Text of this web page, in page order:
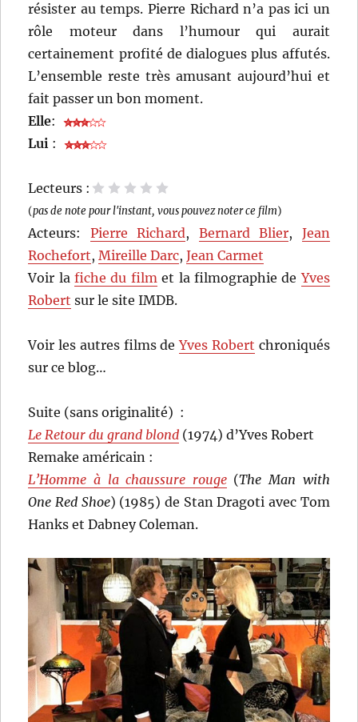
résister au temps. Pierre Richard n’a pas ici un
rôle moteur dans l’humour qui aurait
certainement profité de dialogues plus affutés.
L’ensemble reste très amusant aujourd’hui et
fait passer un bon moment.
Elle:
Lui :
Lecteurs :
5 étoiles
4 étoiles
3 étoiles
2 étoiles
1 étoile
(pas de note pour l'instant, vous pouvez noter ce film)
Acteurs: Pierre Richard, Bernard Blier, Jean
Rochefort,Mireille Darc,Jean Carmet
Voir lafiche du filmet la filmographie deYves
Robert sur le site IMDB.
Voir les autres films deYves Robert chroniqués
sur ce blog…
Suite (sans originalité) :
Le Retour du grand blond (1974) d’Yves Robert
Remake américain :
L’Homme à la chaussure rouge(The Man with
One Red Shoe) (1985) de Stan Dragoti avec Tom
Hanks et Dabney Coleman.